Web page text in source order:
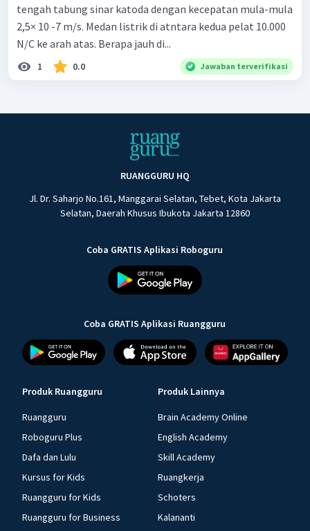
tengah tabung sinar katoda dengan kecepatan mula-mula
2,5× 10 -7 m/s. Medan listrik di atntara kedua pelat 10.000
N/C ke arah atas. Berapa jauh di...
1 0.0 Jawaban terverifikasi
RUANGGURU HQ
Jl. Dr. Saharjo No.161, Manggarai Selatan, Tebet, Kota Jakarta
Selatan, Daerah Khusus Ibukota Jakarta 12860
Coba GRATIS Aplikasi Roboguru
Coba GRATIS Aplikasi Ruangguru
Produk Ruangguru
Ruangguru
Roboguru Plus
Dafa dan Lulu
Kursus for Kids
Ruangguru for Kids
Ruangguru for Business
Produk Lainnya
Brain Academy Online
English Academy
Skill Academy
Ruangkerja
Schoters
Kalananti